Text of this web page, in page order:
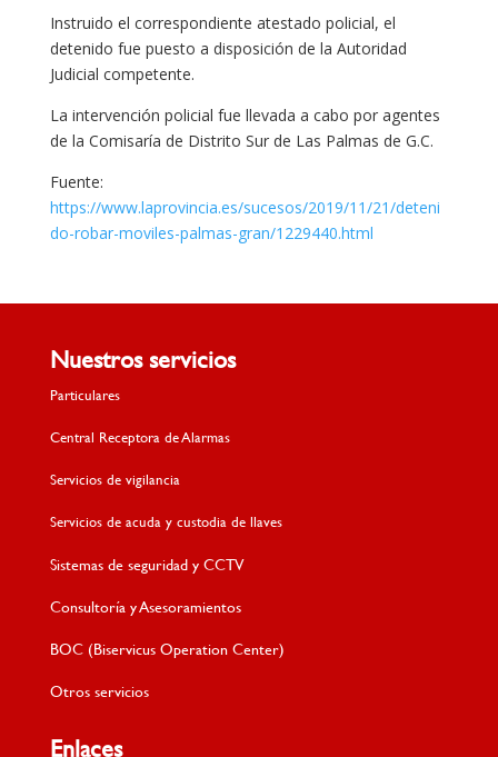
Instruido el correspondiente atestado policial, el
detenido fue puesto a disposición de la Autoridad
Judicial competente.
La intervención policial fue llevada a cabo por agentes
de la Comisaría de Distrito Sur de Las Palmas de G.C.
Fuente:
https://www.laprovincia.es/sucesos/2019/11/21/deteni
do-robar-moviles-palmas-gran/1229440.html
Nuestros servicios
Particulares
Central Receptora de Alarmas
Servicios de vigilancia
Servicios de acuda y custodia de llaves
Sistemas de seguridad y CCTV
Consultoría y Asesoramientos
BOC (Biservicus Operation Center)
Otros servicios
Enlaces